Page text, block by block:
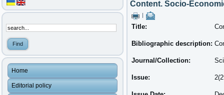
Home
Editorial policy
Content. Socio-
Title:
Bibliographic description:
Journal/Collection:
Issue: